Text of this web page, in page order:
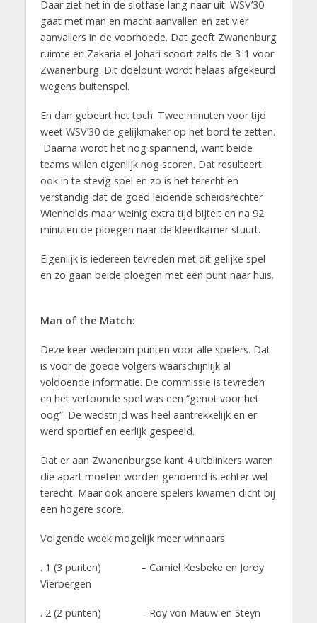
Daar ziet het in de slotfase lang naar uit. WSV’30
gaat met man en macht aanvallen en zet vier
aanvallers in de voorhoede. Dat geeft Zwanenburg
ruimte en Zakaria el Johari scoort zelfs de 3-1 voor
Zwanenburg. Dit doelpunt wordt helaas afgekeurd
wegens buitenspel.
En dan gebeurt het toch. Twee minuten voor tijd
weet WSV’30 de gelijkmaker op het bord te zetten.
Daarna wordt het nog spannend, want beide
teams willen eigenlijk nog scoren. Dat resulteert
ook in te stevig spel en zo is het terecht en
verstandig dat de goed leidende scheidsrechter
Wienholds maar weinig extra tijd bijtelt en na 92
minuten de ploegen naar de kleedkamer stuurt.
Eigenlijk is iedereen tevreden met dit gelijke spel
en zo gaan beide ploegen met een punt naar huis.
Man of the Match:
Deze keer wederom punten voor alle spelers. Dat
is voor de goede volgers waarschijnlijk al
voldoende informatie. De commissie is tevreden
en het vertoonde spel was een “genot voor het
oog”. De wedstrijd was heel aantrekkelijk en er
werd sportief en eerlijk gespeeld.
Dat er aan Zwanenburgse kant 4 uitblinkers waren
die apart moeten worden genoemd is echter wel
terecht. Maar ook andere spelers kwamen dicht bij
een hogere score.
Volgende week mogelijk meer winnaars.
. 1 (3 punten) – Camiel Kesbeke en Jordy
Vierbergen
. 2 (2 punten) – Roy von Mauw en Steyn